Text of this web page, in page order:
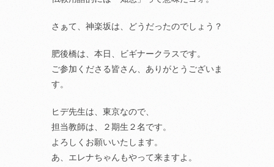
さぁて、神楽坂は、どうだったのでしょう？
肥後橋は、本日、ビギナークラスです。
ご参加くださる皆さん、ありがとうございま
す。
ヒデ先生は、東京なので、
担当教師は、２期生２名です。
よろしくお願いいたします。
あ、エレナちゃんもやって来ますよ。